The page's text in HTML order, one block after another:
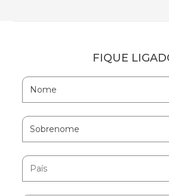
FIQUE
Hidden
Field
Nome
Sobrenome
País